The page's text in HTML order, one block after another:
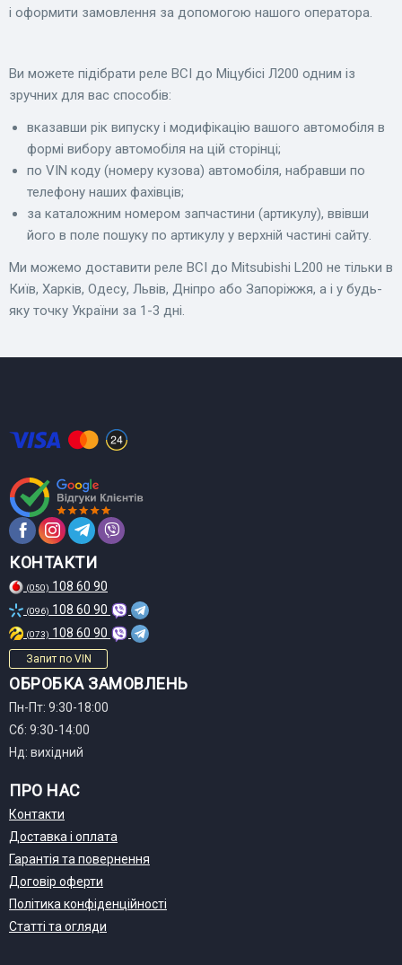
і оформити замовлення за допомогою нашого оператора.
Ви можете підібрати реле ВСІ до Міцубісі Л200 одним із
зручних для вас способів:
вказавши рік випуску і модифікацію вашого автомобіля в
формі вибору автомобіля на цій сторінці;
по VIN коду (номеру кузова) автомобіля, набравши по
телефону наших фахівців;
за каталожним номером запчастини (артикулу), ввівши
його в поле пошуку по артикулу у верхній частині сайту.
Ми можемо доставити реле ВСІ до Mitsubishi L200 не тільки в
Київ, Харків, Одесу, Львів, Дніпро або Запоріжжя, а і у будь-
яку точку України за 1-3 дні.
КОНТАКТИ
(050) 108 60 90
(096) 108 60 90
(073) 108 60 90
Запит по VIN
ОБРОБКА ЗАМОВЛЕНЬ
Пн-Пт: 9:30-18:00
Сб: 9:30-14:00
Нд: вихідний
ПРО НАС
Контакти
Доставка і оплата
Гарантія та повернення
Договір оферти
Політика конфіденційності
Статті та огляди